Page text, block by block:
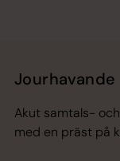
Akut samtals-
med en präst på